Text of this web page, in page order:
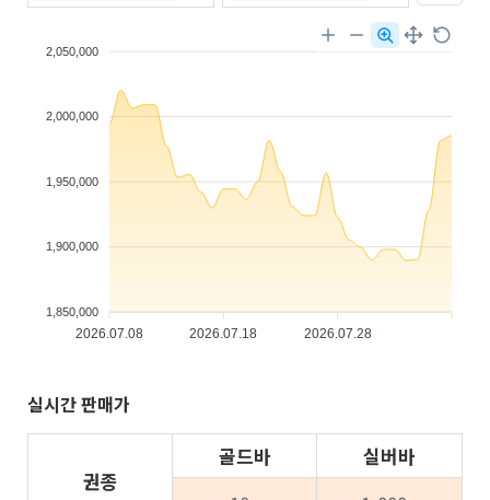
2,050,000
2,000,000
1,950,000
1,900,000
1,850,000
2026.07.08 2026.07.18 2026.07.28
실시간 판매가
권종
골드바
실버바